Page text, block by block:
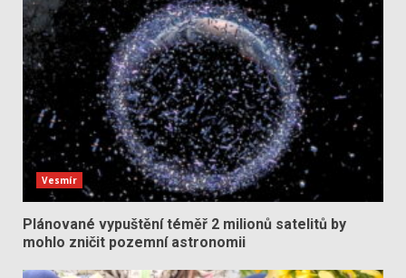
Vesmír
Plánované vypuštění téměř 2 milionů satelitů by
mohlo zničit pozemní astronomii